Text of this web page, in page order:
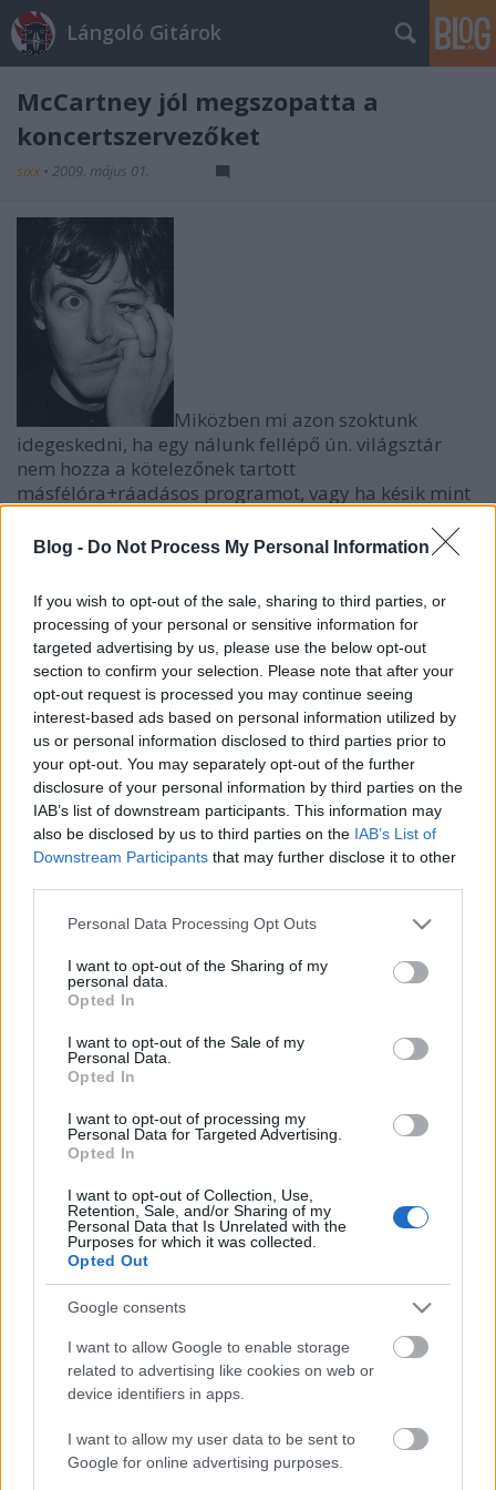
Blog - Do Not Process My Personal Information
If you wish to opt-out of the sale, sharing to third parties, or
processing of your personal or sensitive information for
targeted advertising by us, please use the below opt-out
section to confirm your selection. Please note that after your
opt-out request is processed you may continue seeing
interest-based ads based on personal information utilized by
us or personal information disclosed to third parties prior to
your opt-out. You may separately opt-out of the further
disclosure of your personal information by third parties on the
IAB’s list of downstream participants. This information may
also be disclosed by us to third parties on the IAB’s List of
Downstream Participants that may further disclose it to other
Please note that this website/app uses one or more Google
not limited to your visit or usage behaviour. You may click to
grant or deny consent to Google and its third-party tags to
use your data for below specified purposes in below Google
consent section.
Personal Data Processing Opt Outs
I want to opt-out of the Sharing of my
personal data.
Opted In
I want to opt-out of the Sale of my
Personal Data.
Opted In
I want to opt-out of processing my
Personal Data for Targeted Advertising.
Opted In
I want to opt-out of Collection, Use,
Retention, Sale, and/or Sharing of my
Personal Data that Is Unrelated with the
Purposes for which it was collected.
Opted Out
Google consents
I want to allow Google to enable storage
related to advertising like cookies on web or
device identifiers in apps.
I want to allow my user data to be sent to
Google for online advertising purposes.
Lángoló Gitárok
McCartney jól megszopatta a
koncertszervezőket
sixx • 2009. május 01.
Miközben mi azon szoktunk
idegeskedni, ha egy nálunk fellépő ún. világsztár
nem hozza a kötelezőnek tartott
másfélóra+ráadásos programot, vagy ha késik mint
ha a zenészúr annyira jól érzi magát a színpadon,
kell lerúgdosni a színpadról. Ez utóbbi történt meg
Paul McCartney-val, a híres gombafejűvel (ez milyen
baromság már, sima bilifrizura volt az, na), a
rugdosáson kívül, hiszen azért Sir Paul-t nem lehet
úgy inzultáni, mint mondjuk Paksi Endrét az
Ossiánból.
A neves előadó éppen egy Coachella Festival nevű
rendezvényen nyomta az ipart tiszta erőből, amikor
rájött, hogy ő kurva jól érzi magát, meg a közönség
is nagyon lelkesen kiabálta neki, hogy ájlévjújejeje,
hát ráhúzott a kötelező kűrre még 54 percet, és
szervezők a színfalak mögött percenként kapnak
mini-infarktusokat. A helyi rendeletek értelmében
ugyanis a fesztivált egy adott időpontig lehetett csak
húzni (a környékbeli lakosoknak ezek szerint vagy
csendrendeletet megsértőket percenként 1000
dollárra büntetik, az meg testvérek között is 12
röhögés nélkül.
Címkék:fesztivál szívás beatzene
Ajánlott bejegyzések:
Sok a zene, sok a kütyü, sok a móka - Ez
történt az új Lángolón